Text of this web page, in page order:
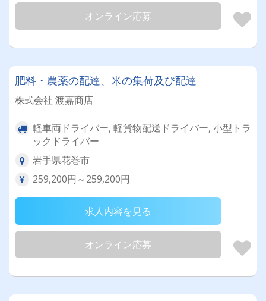
オンライン応募
肥料・農薬の配達、米の集荷及び配達
株式会社 渡嘉商店
軽車両ドライバー, 軽貨物配送ドライバー, 小型トラ
ックドライバー
岩手県花巻市
259,200円～259,200円
求人内容を見る
オンライン応募